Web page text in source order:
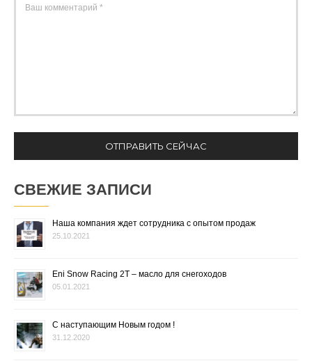
СВЕЖИЕ ЗАПИСИ
Наша компания ждет сотрудника с опытом продаж
25.10.2021
Eni Snow Racing 2T – масло для снегоходов
05.01.2021
С наступающим Новым годом !
31.12.2020